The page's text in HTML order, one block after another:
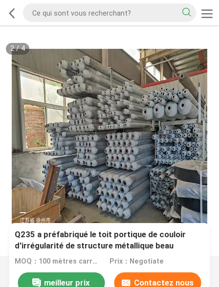
2/4
Q235 a préfabriqué le toit portique de couloir
d'irrégularité de structure métallique beau
MOQ：100 mètres carrés Prix：Negotiate
meilleur prix Contactez nous